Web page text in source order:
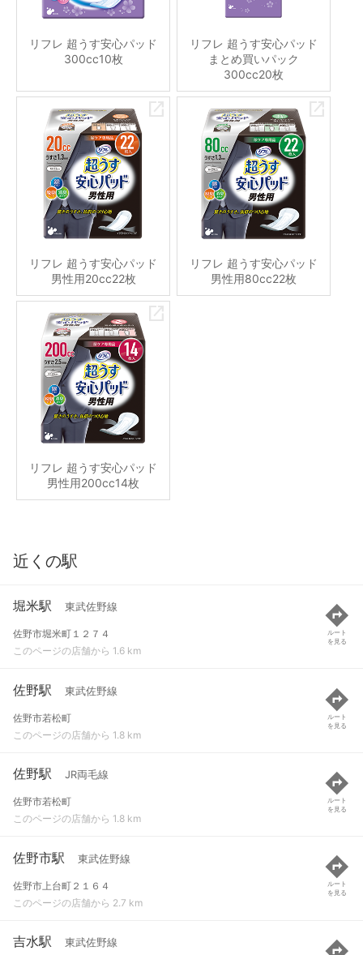
リフレ 超うす安心パッド
300cc10枚
リフレ 超うす安心パッド
まとめ買いパック
300cc20枚
リフレ 超うす安心パッド
男性用20cc22枚
リフレ 超うす安心パッド
男性用80cc22枚
リフレ 超うす安心パッド
男性用200cc14枚
近くの駅
堀米駅 東武佐野線
佐野市堀米町１２７４
このページの店舗から 1.6 km
ルート
を見る
佐野駅 東武佐野線
佐野市若松町
このページの店舗から 1.8 km
ルート
を見る
佐野駅 JR両毛線
佐野市若松町
このページの店舗から 1.8 km
ルート
を見る
佐野市駅 東武佐野線
佐野市上台町２１６４
このページの店舗から 2.7 km
ルート
を見る
吉水駅 東武佐野線